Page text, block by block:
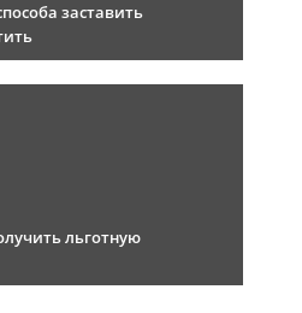
заставить
льготную